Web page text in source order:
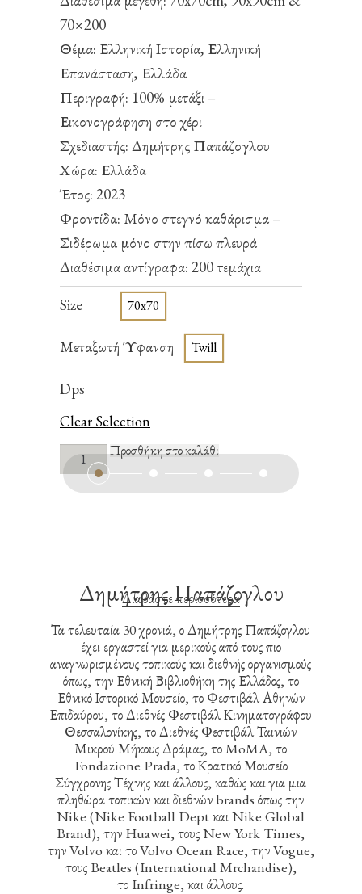
70×200
Θέμα: Ελληνική Ιστορία, Ελληνική
Επανάσταση, Ελλάδα
Περιγραφή: 100% μετάξι –
Εικονογράφηση στο χέρι
Σχεδιαστής: Δημήτρης Παπάζογλου
Χώρα: Ελλάδα
Έτος: 2023
Φροντίδα: Μόνο στεγνό καθάρισμα –
Σιδέρωμα μόνο στην πίσω πλευρά
Διαθέσιμα αντίγραφα: 200 τεμάχια
Size
70x70
Μεταξωτή Ύφανση Twill
Dps
Clear Selection
ΕΠΑΝΑCΥΣΤΑΣΗ
[Re
–
Προσθήκη στο καλάθι
Δημήτρης Παπάζογλου
Διαβάστε περισσότερα
Τα τελευταία 30 χρονιά, ο Δημήτρης Παπάζογλου
έχει εργαστεί για μερικούς από τους πιο
αναγνωρισμένους τοπικούς και διεθνής οργανισμούς
όπως, την Εθνική Βιβλιοθήκη της Ελλάδος, το
Εθνικό Ιστορικό Μουσείο, το Φεστιβάλ Αθηνών
Επιδαύρου, το Διεθνές Φεστιβάλ Κινηματογράφου
Θεσσαλονίκης, το Διεθνές Φεστιβάλ Ταινιών
Μικρού Μήκους Δράμας, το MoMA, το
Fondazione Prada, το Κρατικό Μουσείο
Σύγχρονης Τέχνης και άλλους, καθώς και για μια
πληθώρα τοπικών και διεθνών brands όπως την
Nike (Nike Football Dept και Nike Global
Brand), την Huawei, τους New York Times,
την Volvo και το Volvo Ocean Race, την Vogue,
τους Beatles (International Mrchandise),
το Infringe, και άλλους.